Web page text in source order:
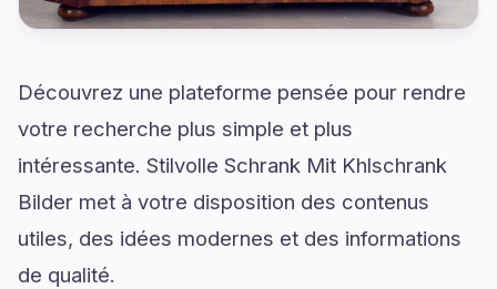
Découvrez une plateforme pensée pour rendre
votre recherche plus simple et plus
intéressante. Stilvolle Schrank Mit Khlschrank
Bilder met à votre disposition des contenus
utiles, des idées modernes et des informations
de qualité.